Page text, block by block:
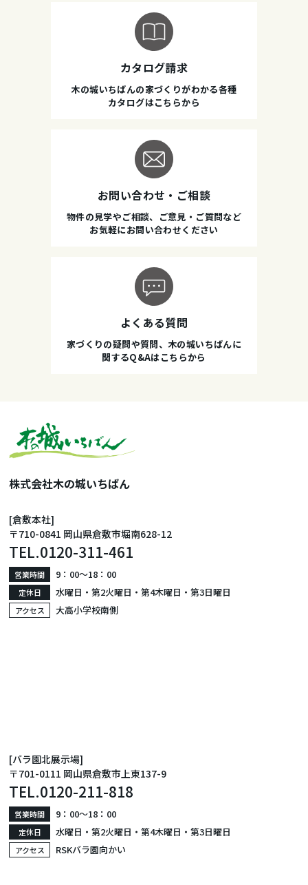
カタログ請求
木の城いちばんの家づくりがわかる各種
カタログはこちらから
お問い合わせ・ご相談
物件の見学やご相談、ご意見・ご質問など
お気軽にお問い合わせください
よくある質問
家づくりの疑問や質問、木の城いちばんに
関するQ&Aはこちらから
株式会社木の城いちばん
[倉敷本社]
〒710-0841 岡山県倉敷市堀南628-12
TEL.0120-311-461
営業時間 9：00〜18：00
定休日 水曜日・第2火曜日・第4木曜日・第3日曜日
アクセス 大高小学校南側
[バラ園北展示場]
〒701-0111 岡山県倉敷市上東137-9
TEL.0120-211-818
営業時間 9：00〜18：00
定休日 水曜日・第2火曜日・第4木曜日・第3日曜日
アクセス RSKバラ園向かい